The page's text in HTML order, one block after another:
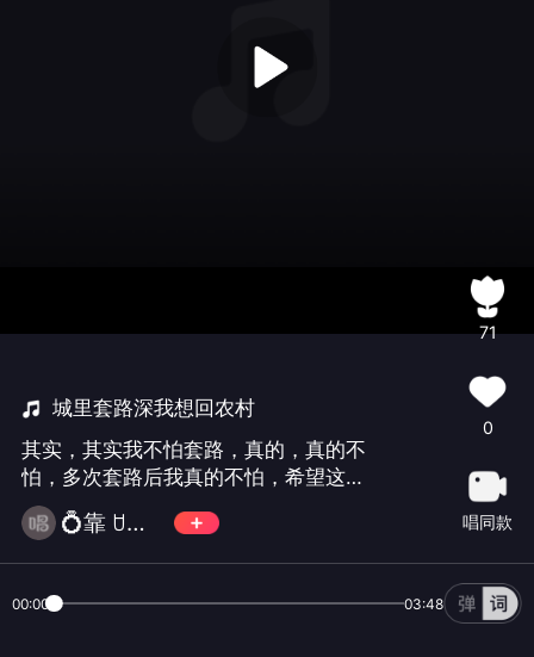
城里套路深我想回农村
其实，其实我不怕套路，真的，真的不
怕，多次套路后我真的不怕，希望这次
整点成绩出来😓😓😓😓😓😓😓😓😓😓
💍靠 ꇴ倒 💍
71
0
唱同款
00:00 03:48